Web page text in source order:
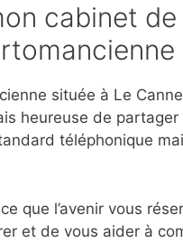
cabinet
située à Le
heureuse de
téléphonique
que l’avenir vous
et de vous aider à